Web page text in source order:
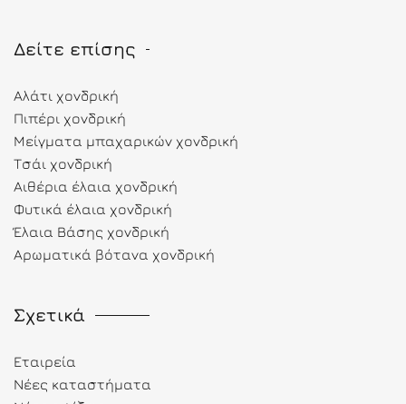
Δείτε επίσης
Αλάτι χονδρική
Πιπέρι χονδρική
Μείγματα μπαχαρικών χονδρική
Τσάι χονδρική
Αιθέρια έλαια χονδρική
Φυτικά έλαια χονδρική
Έλαια Βάσης χονδρική
Αρωματικά βότανα χονδρική
Σχετικά
Εταιρεία
Νέες καταστήματα